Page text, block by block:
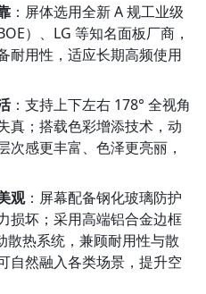
：屏体选用全新 A 规工业级
）、LG 等知名面板厂商，
耐用性，适应长期高频使用
：支持上下左右 178° 全视角
真；搭载色彩增添技术，动
次感更丰富、色泽更亮丽，
观：屏幕配备钢化玻璃防护
损坏；采用高端铝合金边框
散热系统，兼顾耐用性与散
自然融入各类场景，提升空